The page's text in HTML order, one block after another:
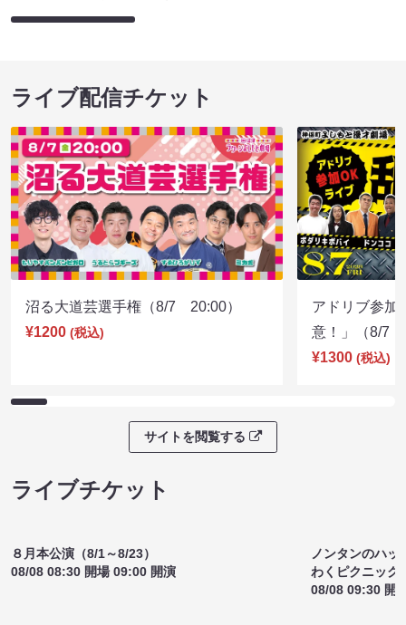
逃亡者たち！～軍団山本スペシャルコントライブ
08/09 18:00 開場 18:15 開演
08/09 20:15 開
ライブ配信チケット
沼る大道芸選手権（8/7 20:00）
(税込)
サイトを閲覧する